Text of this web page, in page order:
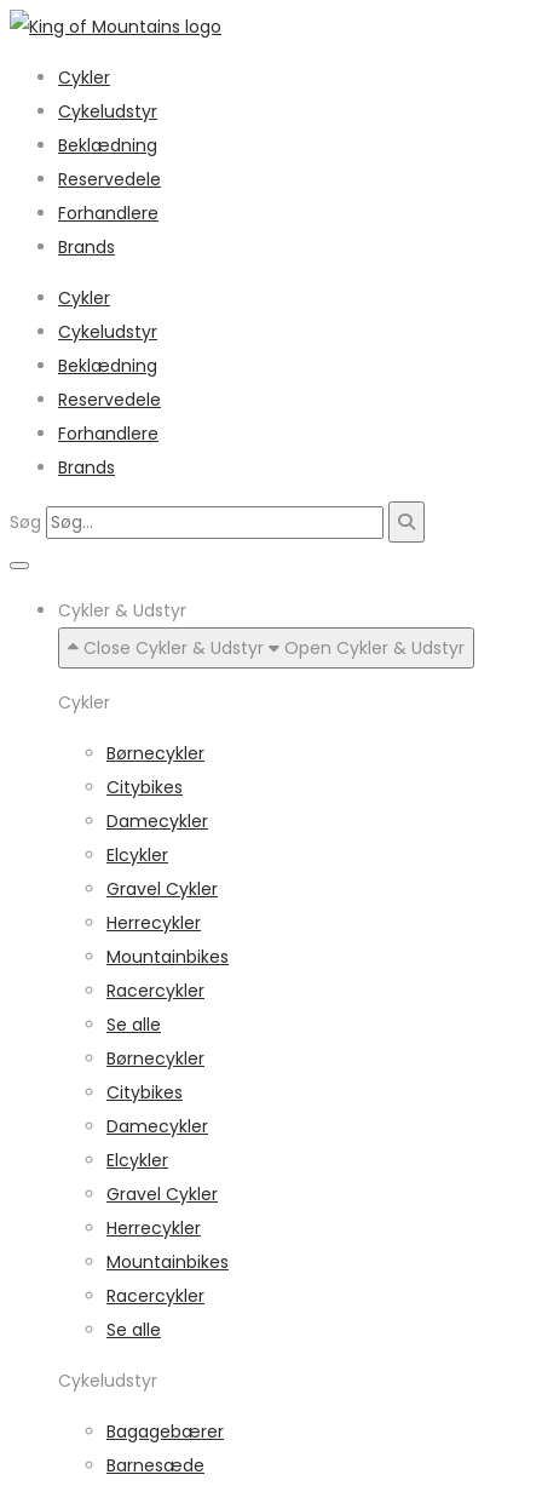
Cykler
Cykeludstyr
Beklædning
Reservedele
Forhandlere
Brands
Cykler
Cykeludstyr
Beklædning
Reservedele
Forhandlere
Brands
Søg
Cykler & Udstyr
Close Cykler & Udstyr
Open Cykler & Udstyr
Cykler
Børnecykler
Citybikes
Damecykler
Elcykler
Gravel Cykler
Herrecykler
Mountainbikes
Racercykler
Se alle
Børnecykler
Citybikes
Damecykler
Elcykler
Gravel Cykler
Herrecykler
Mountainbikes
Racercykler
Se alle
Cykeludstyr
Bagagebærer
Barnesæde